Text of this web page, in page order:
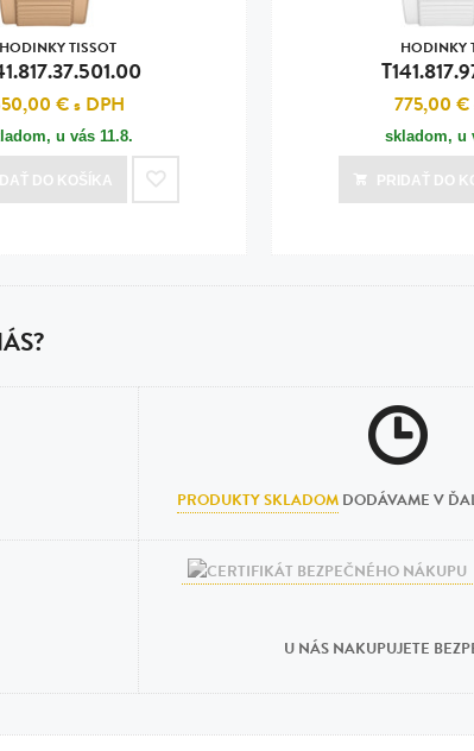
HODINKY TISSOT
€s DPH
u vás 11.8.
DO KOŠÍKA
HODINKY
775,00 €
skladom, u
PRIDAŤDO
PRODUKTY SKLADOM DODÁVAME V
U NÁS NAKUPUJETE